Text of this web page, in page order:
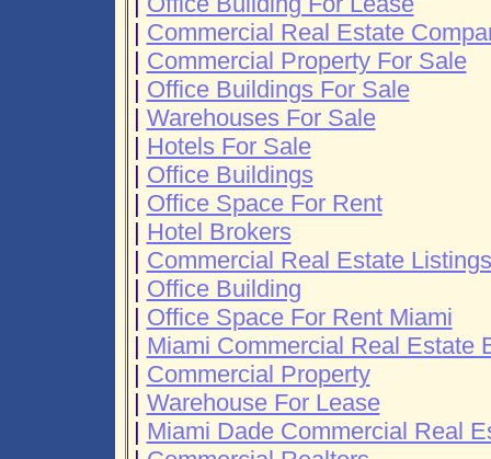
| Commercial Real Estate
| Commercial Property For Sale
| Office Buildings For Sale
| Warehouses For Sale
| Hotels For Sale
| Office Buildings
| Office Space For Rent
| Hotel Brokers
| Commercial Real Estate Listings
| Office Building
| Office Space For Rent Miami
| Miami Commercial Real Estate
| Commercial Property
| Warehouse For Lease
| Miami Dade Commercial Real